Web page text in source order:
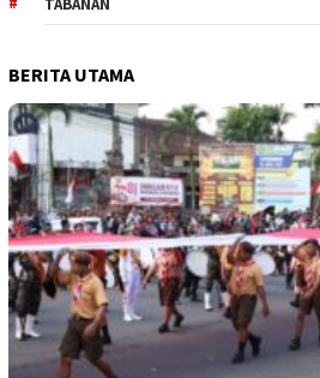
TABANAN
BERITA UTAMA